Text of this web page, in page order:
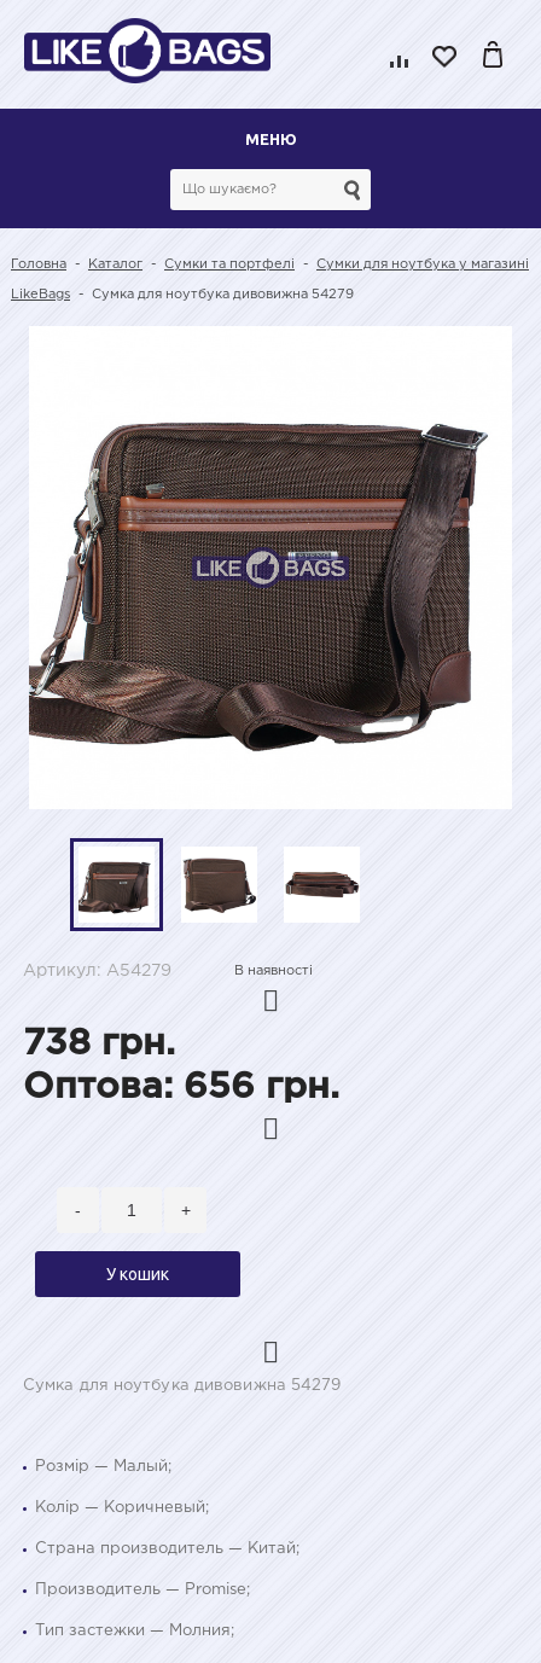
МЕНЮ
Головна - Каталог - Сумки та портфелі - Сумки для ноутбука у магазині
LikeBags - Сумка для ноутбука дивовижна 54279
Артикул: A54279 В наявності
738 грн.
Оптова: 656 грн.
- +
У кошик
Сумка для ноутбука дивовижна 54279
Розмір — Малый;
Колір — Коричневый;
Страна производитель — Китай;
Производитель — Promise;
Тип застежки — Молния;